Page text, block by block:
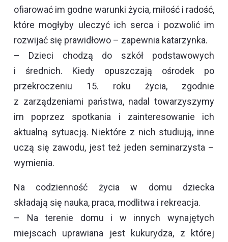
ofiarować im godne warunki życia, miłość i radość,
które mogłyby uleczyć ich serca i pozwolić im
rozwijać się prawidłowo – zapewnia katarzynka.
– Dzieci chodzą do szkół podstawowych
i średnich. Kiedy opuszczają ośrodek po
przekroczeniu 15. roku życia, zgodnie
z zarządzeniami państwa, nadal towarzyszymy
im poprzez spotkania i zainteresowanie ich
aktualną sytuacją. Niektóre z nich studiują, inne
uczą się zawodu, jest też jeden seminarzysta –
wymienia.
Na codzienność życia w domu dziecka
składają się nauka, praca, modlitwa i rekreacja.
– Na terenie domu i w innych wynajętych
miejscach uprawiana jest kukurydza, z której